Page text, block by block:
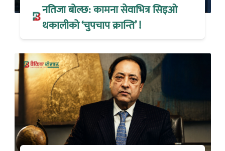
नतिजा बोल्छ: कामना सेवाभित्र सिइओ
थकालीको ‘चुपचाप क्रान्ति’ !